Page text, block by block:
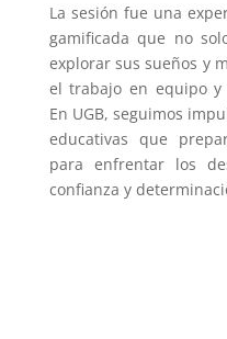
La sesión fue una
gamificada que no
explorar sus sueños y
el trabajo en equipo y
En UGB, seguimos
educativas que
para enfrentar los
confianza y